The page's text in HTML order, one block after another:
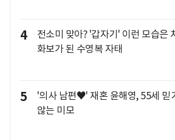
4
전소미 맞아? '갑자기' 이런 모습은
화보가 된 수영복 자태
5
'의사 남편♥' 재혼 윤해영, 55세 믿
않는 미모